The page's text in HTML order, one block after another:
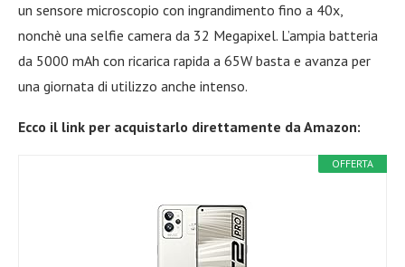
un sensore microscopio con ingrandimento fino a 40x,
nonchè una selfie camera da 32 Megapixel. L’ampia batteria
da 5000 mAh con ricarica rapida a 65W basta e avanza per
una giornata di utilizzo anche intenso.
Ecco il link per acquistarlo direttamente da Amazon:
OFFERTA